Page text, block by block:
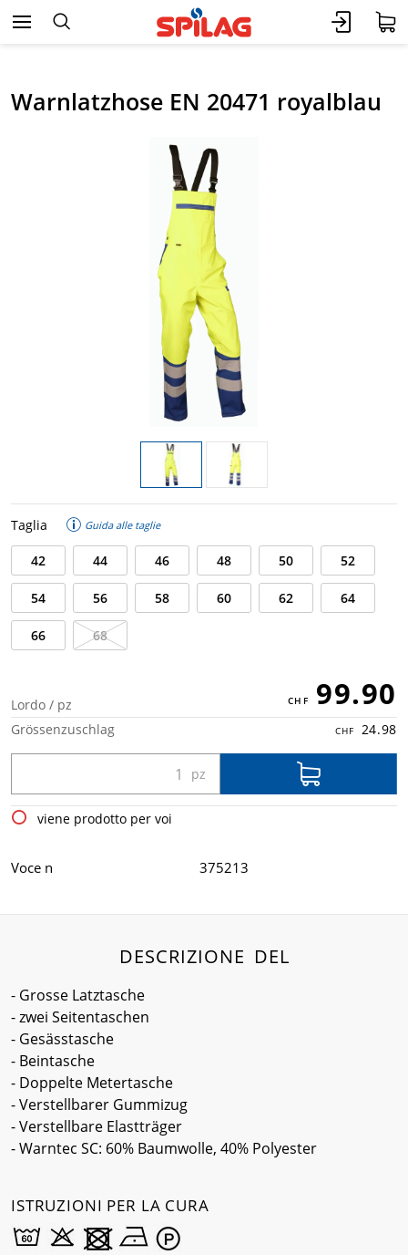
Warnlatzhose EN 20471 royalblau
Taglia Guida alle taglie
42 44 46 48 50 52
54 56 58 60 62 64
66 68
Lordo / pz 99.90
Grössenzuschlag 24.98
viene prodotto per voi
Voce n 375213
DESCRIZIONE DEL
- Grosse Latztasche
- zwei Seitentaschen
- Gesässtasche
- Beintasche
- Doppelte Metertasche
- Verstellbarer Gummizug
- Verstellbare Elastträger
- Warntec SC: 60% Baumwolle, 40% Polyester
ISTRUZIONI PER LA CURA